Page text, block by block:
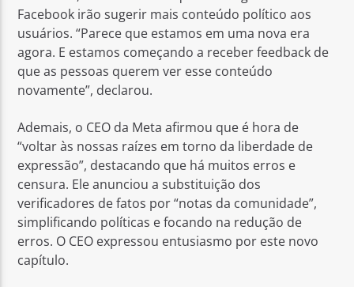
Facebook irão sugerir mais conteúdo político aos
usuários. “Parece que estamos em uma nova era
agora. E estamos começando a receber feedback de
que as pessoas querem ver esse conteúdo
novamente”, declarou.
Ademais, o CEO da Meta afirmou que é hora de
“voltar às nossas raízes em torno da liberdade de
expressão”, destacando que há muitos erros e
censura. Ele anunciou a substituição dos
verificadores de fatos por “notas da comunidade”,
simplificando políticas e focando na redução de
erros. O CEO expressou entusiasmo por este novo
capítulo.